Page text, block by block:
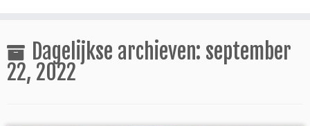
naar
inhoud
Dagelijkse archieven: september
22, 2022